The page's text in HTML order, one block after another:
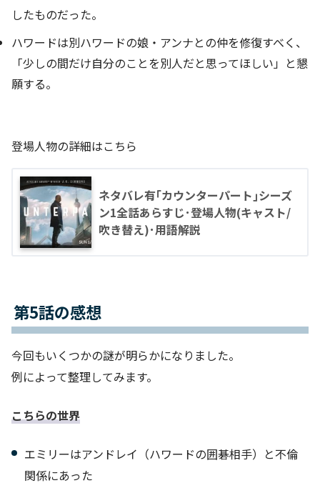
したものだった。
ハワードは別ハワードの娘・アンナとの仲を修復すべく、
「少しの間だけ自分のことを別人だと思ってほしい」と懇
願する。
登場人物の詳細はこちら
ネタバレ有｢カウンターパート｣シーズ
ン1全話あらすじ･登場人物(キャスト/
吹き替え)･用語解説
第5話の感想
今回もいくつかの謎が明らかになりました。
例によって整理してみます。
こちらの世界
エミリーはアンドレイ（ハワードの囲碁相手）と不倫
関係にあった